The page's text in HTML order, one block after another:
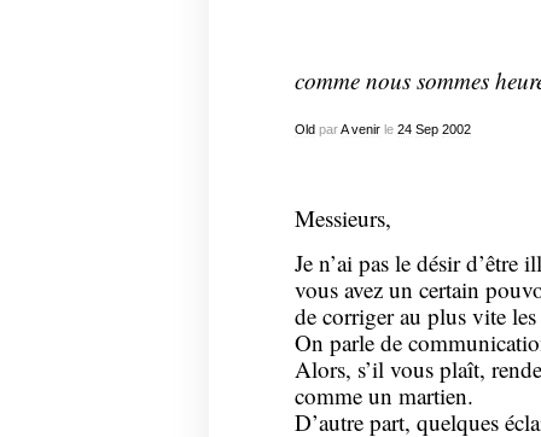
comme nous sommes
OldparA venirle 24 Sep 2002
Messieurs,
Je n’ai pas le désir
vous avez un certain
de corriger au plus vite les
On parle de
Alors, s’il vous plaît,
comme un martien.
D’autre part, quelques